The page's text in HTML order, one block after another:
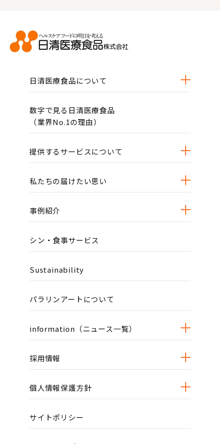
日清医療食品について
数字で見る日清医療食品
（業界No.1の理由）
提供するサービスについて
私たちの届けたい思い
事例紹介
シン・食事サービス
Sustainability
パラリンアートについて
information（ニュース一覧）
採用情報
個人情報保護方針
サイトポリシー